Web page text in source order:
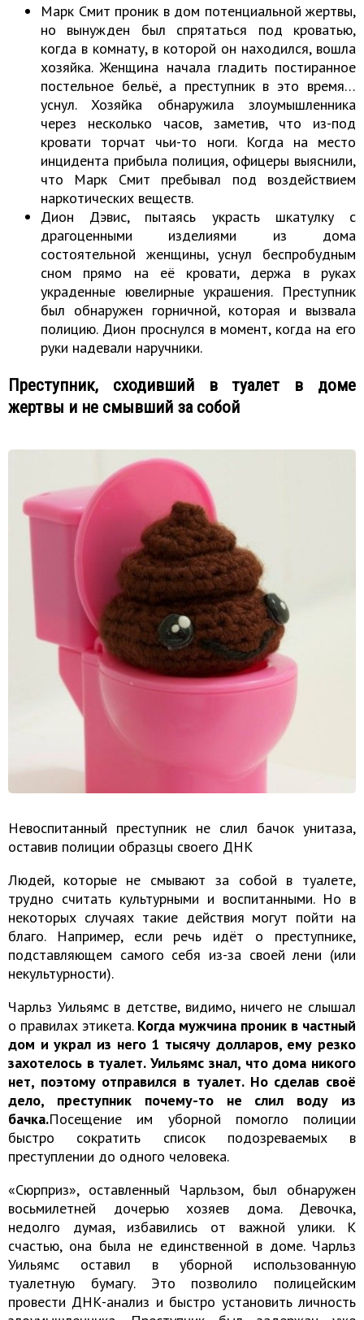
Марк Смит проник в дом потенциальной жертвы,
но вынужден был спрятаться под кроватью,
когда в комнату, в которой он находился, вошла
хозяйка. Женщина начала гладить постиранное
постельное бельё, а преступник в это время…
уснул. Хозяйка обнаружила злоумышленника
через несколько часов, заметив, что из-под
кровати торчат чьи-то ноги. Когда на место
инцидента прибыла полиция, офицеры выяснили,
что Марк Смит пребывал под воздействием
наркотических веществ.
Дион Дэвис, пытаясь украсть шкатулку с
драгоценными изделиями из дома
состоятельной женщины, уснул беспробудным
сном прямо на её кровати, держа в руках
украденные ювелирные украшения. Преступник
был обнаружен горничной, которая и вызвала
полицию. Дион проснулся в момент, когда на его
руки надевали наручники.
Преступник, сходивший в туалет в доме
жертвы и не смывший за собой
Невоспитанный преступник не слил бачок унитаза,
оставив полиции образцы своего ДНК
Людей, которые не смывают за собой в туалете,
трудно считать культурными и воспитанными. Но в
некоторых случаях такие действия могут пойти на
благо. Например, если речь идёт о преступнике,
подставляющем самого себя из-за своей лени (или
некультурности).
Чарльз Уильямс в детстве, видимо, ничего не слышал
о правилах этикета. Когда мужчина проник в частный
дом и украл из него 1 тысячу долларов, ему резко
захотелось в туалет. Уильямс знал, что дома никого
нет, поэтому отправился в туалет. Но сделав своё
дело, преступник почему-то не слил воду из
бачка.Посещение им уборной помогло полиции
быстро сократить список подозреваемых в
преступлении до одного человека.
«Сюрприз», оставленный Чарльзом, был обнаружен
восьмилетней дочерью хозяев дома. Девочка,
недолго думая, избавились от важной улики. К
счастью, она была не единственной в доме. Чарльз
Уильямс оставил в уборной использованную
туалетную бумагу. Это позволило полицейским
провести ДНК-анализ и быстро установить личность